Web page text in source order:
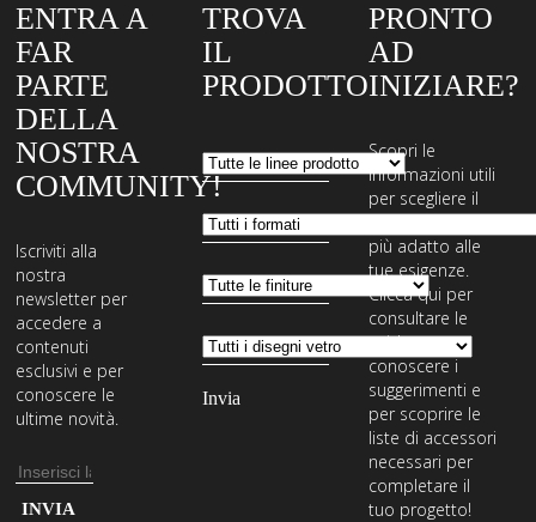
ENTRA A
FAR
PARTE
DELLA
NOSTRA
COMMUNITY!
Iscriviti alla
nostra
newsletter per
accedere a
contenuti
esclusivi e per
conoscere le
ultime novità.
Indirizzo
email
Inserisci
TROVA
IL
PRODOTTO
PRONTO
AD
INIZIARE?
Scopri le
informazioni utili
per scegliere il
sistema di posa
più adatto alle
tue esigenze.
Clicca qui per
consultare le
guide,
conoscere i
suggerimenti e
per scoprire le
liste di accessori
necessari per
completare il
tuo progetto!